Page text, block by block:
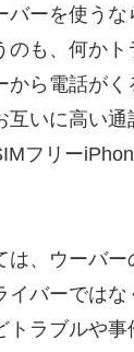
バーを使う
のも、何か
から電話が
互いに高い
フリー
、ウーバー
イバーでは
トラブルや